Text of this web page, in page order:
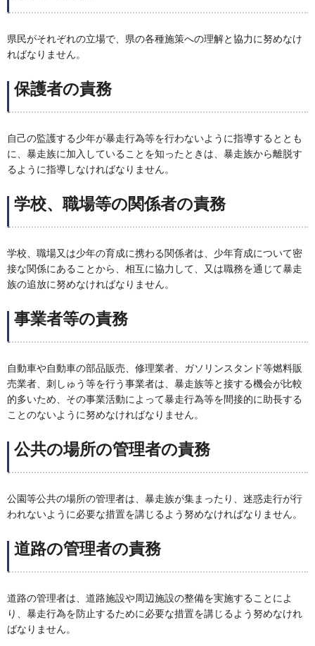
県民がそれぞれの立場で、県の各種施策への理解と協力に努めなけ
ればなりません。
保護者の責務
自己の監護する少年が暴走行為等を行わないように指導するととも
に、暴走族に加入していることを知ったときは、暴走族から離脱す
るように指導しなければなりません。
学校、職場等の関係者の責務
学校、職場又は少年の育成に携わる関係者は、少年育成について密
接な関係にあることから、相互に協力して、又は職務を通じて暴走
族の追放に努めなければなりません。
事業者等の責務
自動車や自動車の部品販売、修理業者、ガソリンスタンド等燃料販
売業者、刺しゅう等を行う事業者は、暴走族等と接する機会が比較
的多いため、その事業活動によって暴走行為等を間接的に助長する
ことのないように努めなければなりません。
公共の場所の管理者の責務
公園等公共の場所の管理者は、暴走族が集まったり、迷惑走行が行
われないように必要な措置を講じるよう努めなければなりません。
道路の管理者の責務
道路の管理者は、道路施設や周辺施設の整備を実施することによ
り、暴走行為を防止するために必要な措置を講じるよう努めなけれ
ばなりません。